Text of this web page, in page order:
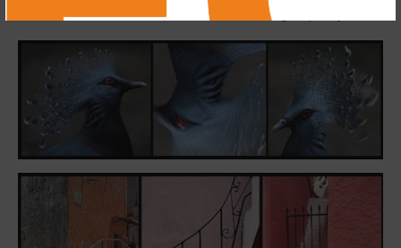
maakt. Hieronder een voorbeeld van afgelopen jaren.